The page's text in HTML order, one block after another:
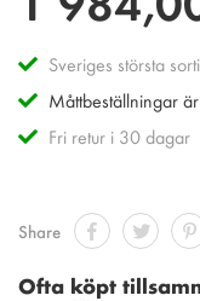
bildgalleriet
Sveriges största
Måttbeställningar
Fri retur i 30 dagar
Share
Ofta köpt